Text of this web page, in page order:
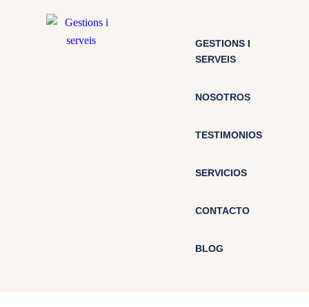
GESTIONS I
SERVEIS
NOSOTROS
TESTIMONIOS
SERVICIOS
CONTACTO
BLOG